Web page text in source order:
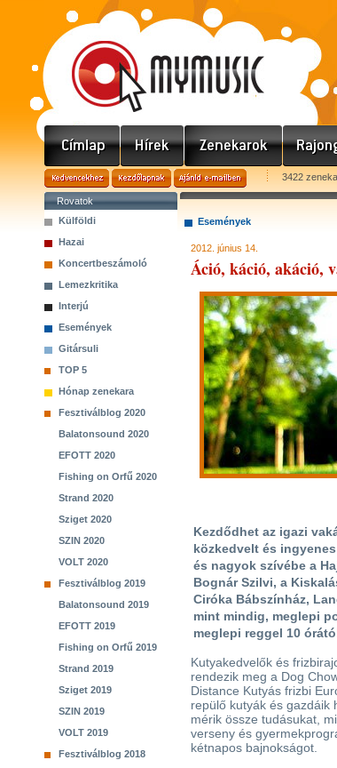
3422
Rovatok
Külföldi
Hazai
Koncertbeszámoló
Lemezkritika
Interjú
Események
Gitársuli
TOP 5
Hónap zenekara
Fesztiválblog 2020
Balatonsound 2020
EFOTT 2020
Fishing on Orfű 2020
Strand 2020
Sziget 2020
SZIN 2020
VOLT 2020
Fesztiválblog 2019
Balatonsound 2019
EFOTT 2019
Fishing on Orfű 2019
Strand 2019
Sziget 2019
SZIN 2019
VOLT 2019
Fesztiválblog 2018
Események
2012. június 14.
Áció, káció, akáció,
Kezdődhet az igazi
közkedvelt és
és nagyok szívébe a
Bognár Szilvi, a
Ciróka Bábszínház,
mint mindig, meglepi
meglepi reggel 10
Kutyakedvelők és
rendezik meg a Dog
Distance Kutyás frizbi
repülő kutyák és gazdáik
mérik össze tudásukat,
verseny és
kétnapos bajnokságot.